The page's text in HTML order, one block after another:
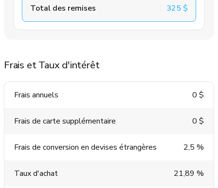
Total des remises 325 $
Frais et Taux d'intérêt
Frais annuels 0 $
Frais de carte supplémentaire 0 $
Frais de conversion en devises étrangères 2,5 %
Taux d'achat 21,89 %